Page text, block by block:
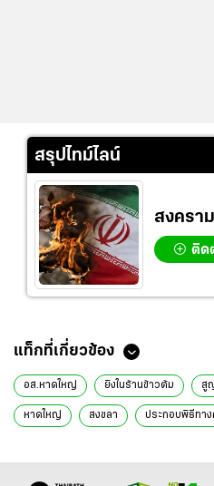
สรุปไทม์ไลน์
สงครา
ติด
แท็กที่เกี่ยวข้อง
อส.หาดใหญ่ ยิงในร้านข้าวต้ม สู
หาดใหญ่ สงขลา ประกอบพิธีทาง